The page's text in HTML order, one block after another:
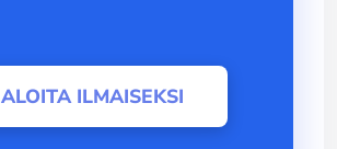
ALOITA ILMAISEKSI